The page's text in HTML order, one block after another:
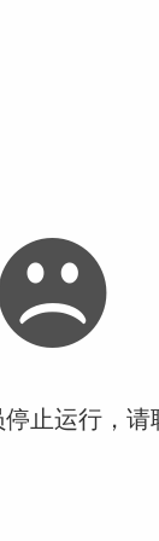
止运行，